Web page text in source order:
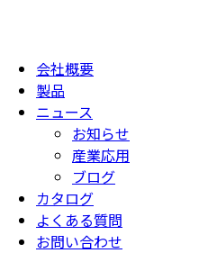
会社概要
製品
ニュース
お知らせ
産業応用
ブログ
カタログ
よくある質問
お問い合わせ